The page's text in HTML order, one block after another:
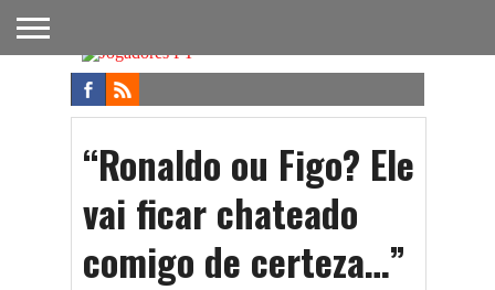
FUTEBOL
NACIONAL
FUTEBOL
INTERNACIONAL
NOTÍCIAS
ONDE
ASSISTIR
FUTEBOL
NA TV
APOSTAS
“Ronaldo ou Figo? Ele
vai ficar chateado
comigo de certeza…”